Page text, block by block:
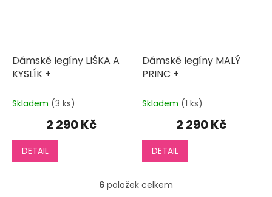
Dámské legíny LIŠKA A
KYSLÍK +
Skladem (3 ks)
2 290 Kč
DETAIL
Dámské legíny MALÝ
PRINC +
Skladem (1 ks)
2 290 Kč
DETAIL
O
6 položek celkem